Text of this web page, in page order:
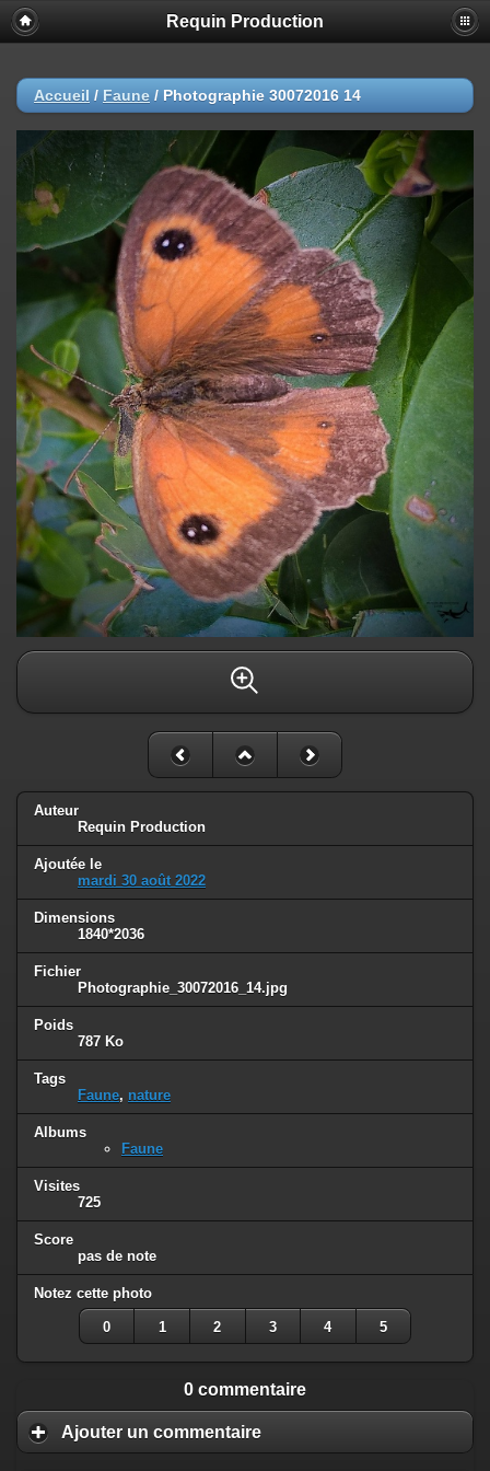
Requin Production
Accueil / Faune / Photographie 30072016 14
Auteur
Requin Production
Ajoutée le
mardi 30 août 2022
Dimensions
1840*2036
Fichier
Photographie_30072016_14.jpg
Poids
787 Ko
Tags
Faune, nature
Albums
Faune
Visites
725
Score
pas de note
Notez cette photo
0 1 2 3 4 5
0 commentaire
Ajouter un commentaire